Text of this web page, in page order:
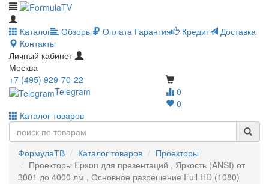
Каталог Обзоры Оплата Гарантия Кредит
Доставка
Контакты
Личный кабинет
Москва
0
0
+7 (495) 929-70-22
Telegram
Каталог товаров
ФормулаТВ Каталог товаров
Проекторы
Проекторы Epson для презентаций , Яркость (ANSI) от
3001 до 4000 лм , Основное разрешение Full HD (1080)